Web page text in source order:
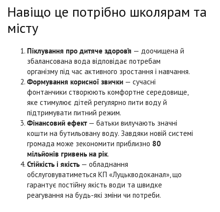
Навіщо це потрібно школярам та
місту
Піклування про дитяче здоров’я — доочищена й
збалансована вода відповідає потребам
організму під час активного зростання і навчання.
Формування корисної звички — сучасні
фонтанчики створюють комфортне середовище,
яке стимулює дітей регулярно пити воду й
підтримувати питний режим.
Фінансовий ефект— батьки вилучають значні
кошти на бутильовану воду. Завдяки новій системі
громада може зекономити приблизно 80
мільйонів гривень на рік.
Стійкість і якість — обладнання
обслуговуватиметься КП «Луцькводоканал», що
гарантує постійну якість води та швидке
реагування на будь-які зміни чи потреби.